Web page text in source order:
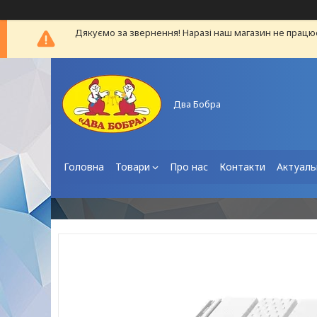
Дякуємо за звернення! Наразі наш магазин не
Два Бобра
Головна Товари Про нас Контакти